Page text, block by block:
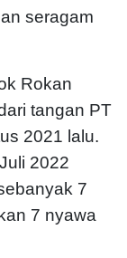
seragam
Rokan
tangan PT
2021 lalu.
2022
7
7 nyawa